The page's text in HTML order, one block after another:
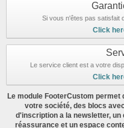
Si vous n'êtes pas satisfait
Click
Le service client est a votre
Click
Le module FooterCustom
votre société, des blocs
d'inscription a la newsletter,
réassurance et un espace